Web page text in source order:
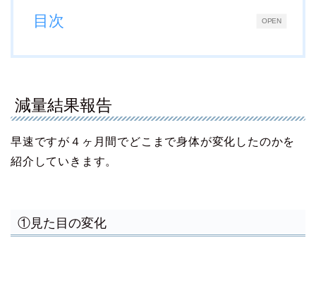
OPEN
目次
減量結果報告
早速ですが４ヶ月間でどこまで身体が変化したのかを
紹介していきます。
①見た目の変化